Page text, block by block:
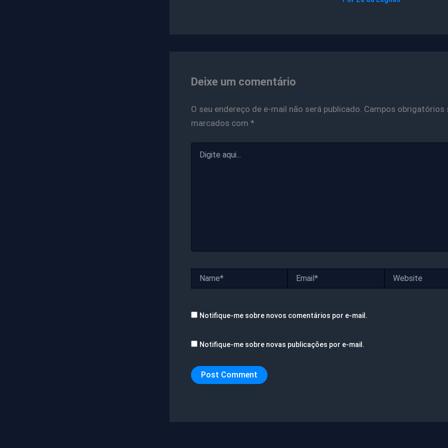
Deixe um comentário
O seu endereço de e-mail não será publicado. Campos obrigatórios
marcados com *
aqui...
Notifique-me sobre novos comentários por e-mail.
Notifique-me sobre novas publicações por e-mail.